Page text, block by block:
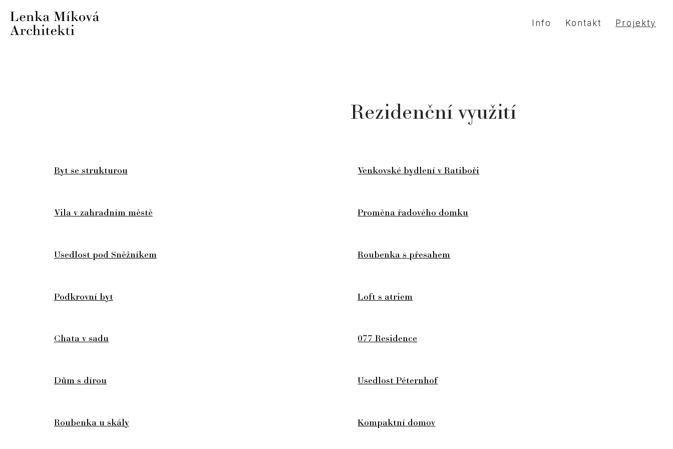
Info Kontakt Projekty
Rezidenční využití
Byt se strukturou Venkovské bydlení v Ratiboři
Vila v zahradním městě Proměna řadového domku
Usedlost pod Sněžníkem Roubenka s přesahem
Podkrovní byt Loft s atriem
Chata v sadu 077 Residence
Dům s dírou Usedlost Péternhof
Roubenka u skály Kompaktní domov